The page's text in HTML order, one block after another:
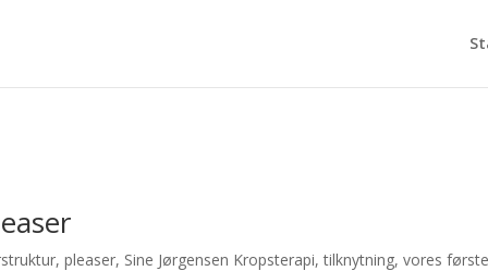
,pleaser, Sine Jørgensen Kropsterapi,tilknytning,vores